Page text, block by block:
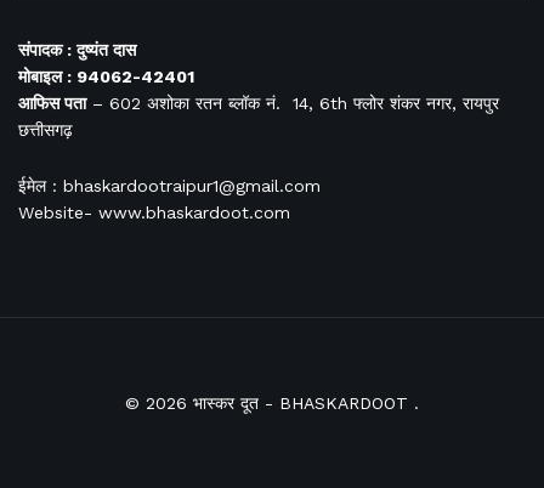
संपादक : दुष्यंत दास
मोबाइल : 94062-42401
आफिसपता– 602 अशोका रतन ब्लॉक नं. 14, 6th फ्लोर शंकर नगर, रायपुर
छत्तीसगढ़
ईमेल : bhaskardootraipur1@gmail.com
Website- www.bhaskardoot.com
© 2026 भास्कर दूत - BHASKARDOOT .